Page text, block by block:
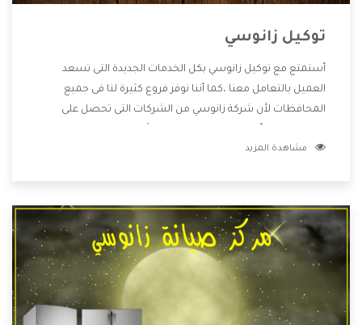
توكيل زانوسي
أستمتع مع توكيل زانوسي بكل الخدمات الجديدة التى تسعد
العميل بالتعامل معنا ،كما أننا نوفر فروع كثيرة لنا فى جميع
المحافظات لأن شركة زانوسي من الشركات التى تحصل على
كما أنها تهتم بالخدمات التى تكون بعد البيع معنا هتحصل على
مشاهدة المزيد